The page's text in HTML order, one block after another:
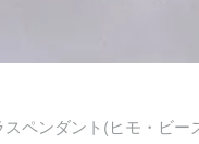
スペンダント(ヒモ・ビー